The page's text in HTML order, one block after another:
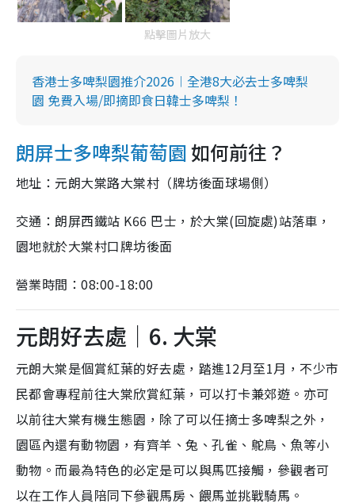
點擊圖片放大
香港士多啤梨園推介2026︱全港8大必去士多啤梨
園 免費入場/即摘即食日韓士多啤梨！
朗屏士多啤梨葡萄園如何前往？
地址：元朗大棠路大棠村（牌坊後面球場側）
交通：朗屏西鐵站 K66 巴士，於大棠(回旋處)站落車，
園地就於大棠村口牌坊後面
營業時間：08:00-18:00
元朗好去處｜6. 大棠
元朗大棠是個賞紅葉的好去處，踏進12月至1月，不少市
民都會專程前往大棠欣賞紅葉，可以打卡兼郊遊。亦可
以前往大棠有機生態園，除了可以任摘士多啤梨之外，
園區內還有動物園，有齊羊、兔、孔雀、鴕鳥、魚等小
動物。而最為特色的必定是可以與馬匹接觸，參觀者可
以在工作人員陪同下參觀馬房、餵馬並挑戰騎馬。